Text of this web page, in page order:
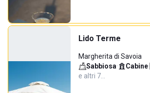
Lido Terme
Margherita di Savoia
Sabbiosa· Cabine·
e altri 7…